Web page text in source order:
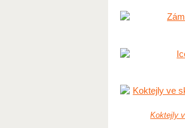
Koktejly